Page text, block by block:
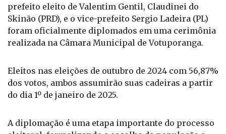
realizada na Câmara Municipal de Votuporanga.
Eleitos nas eleições de outubro de 2024 com 56,87%
A diplomação é uma etapa importante do processo
exercício dos mandatos. Durante a cerimônia, os